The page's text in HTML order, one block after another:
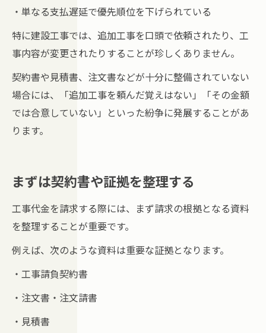
・単なる支払遅延で優先順位を下げられている
特に建設工事では、追加工事を口頭で依頼されたり、工
事内容が変更されたりすることが珍しくありません。
契約書や見積書、注文書などが十分に整備されていない
場合には、「追加工事を頼んだ覚えはない」「その金額
では合意していない」といった紛争に発展することがあ
ります。
まずは契約書や証拠を整理する
工事代金を請求する際には、まず請求の根拠となる資料
を整理することが重要です。
例えば、次のような資料は重要な証拠となります。
・工事請負契約書
・注文書・注文請書
・見積書